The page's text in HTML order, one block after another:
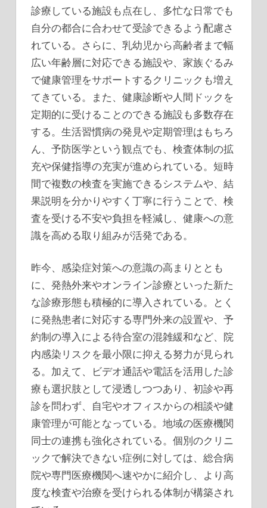
診療している施設も点在し、多忙な日常でも
自分の都合に合わせて受診できるよう配慮さ
れている。さらに、乳幼児から高齢者まで幅
広い年齢層に対応できる施設や、家族ぐるみ
で健康管理をサポートするクリニックも増え
てきている。また、健康診断や人間ドックを
定期的に受けることのできる施設も多数存在
する。生活習慣病の発見や定期管理はもちろ
ん、予防医学という観点でも、検査体制の拡
充や保健指導の充実が進められている。短時
間で複数の検査を実施できるシステムや、結
果説明を分かりやすく丁寧に行うことで、検
査を受ける不安や負担を軽減し、健康への意
識を高める取り組みが活発である。
昨今、感染症対策への意識の高まりととも
に、発熱外来やオンライン診療といった新た
な診療形態も積極的に導入されている。とく
に発熱患者に対応する専門外来の設置や、予
約制の導入による待合室の混雑緩和など、院
内感染リスクを最小限に抑える努力が見られ
る。加えて、ビデオ通話や電話を活用した診
療も選択肢として浸透しつつあり、初診や再
診を問わず、自宅やオフィスからの相談や健
康管理が可能となっている。地域の医療機関
同士の連携も強化されている。個別のクリニ
ックで解決できない症例に対しては、総合病
院や専門医療機関へ速やかに紹介し、より高
度な検査や治療を受けられる体制が構築され